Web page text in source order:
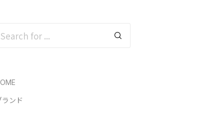
ランド